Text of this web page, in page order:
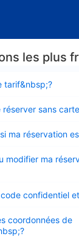
les plus
tarif&nbsp;?
réserver sans
ma réservation
modifier ma
code confidentiel
coordonnées de